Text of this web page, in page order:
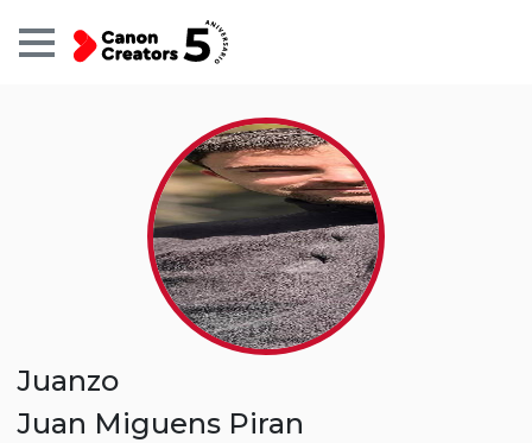
Usuario
Juanzo
Juan Miguens Piran